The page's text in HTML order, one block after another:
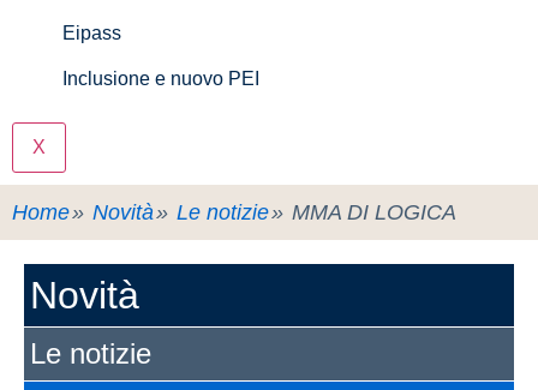
Eipass
Inclusione e nuovo PEI
X
Home Novità Le notizie MMA DI LOGICA
Novità
Le notizie